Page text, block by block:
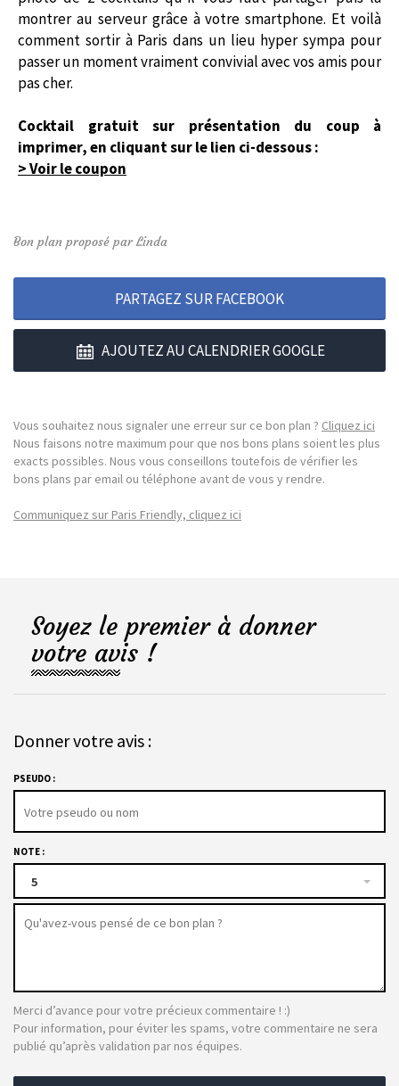
montrer au serveur grâce à votre smartphone. Et voilà
comment sortir à Paris dans un lieu hyper sympa pour
passer un moment vraiment convivial avec vos amis pour
pas cher.
Cocktail gratuit sur présentation du coup à
imprimer, en cliquant sur le lien ci-dessous :
> Voir le coupon
Bon plan proposé par Linda
PARTAGEZ SUR FACEBOOK
AJOUTEZ AU CALENDRIER GOOGLE
Vous souhaitez nous signaler une erreur sur ce bon plan ? Cliquez ici
Nous faisons notre maximum pour que nos bons plans soient les plus
exacts possibles. Nous vous conseillons toutefois de vérifier les
bons plans par email ou téléphone avant de vous y rendre.
Communiquez sur Paris Friendly, cliquez ici
Soyez le premier à donner
votre avis !
Donner votre avis :
PSEUDO :
NOTE :
5
Merci d’avance pour votre précieux commentaire ! :)
Pour information, pour éviter les spams, votre commentaire ne sera
publié qu’après validation par nos équipes.